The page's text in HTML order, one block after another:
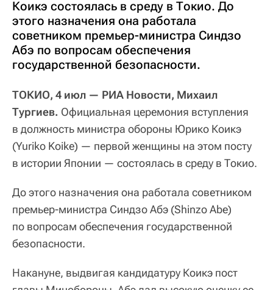
Коикэ состоялась в среду в Токио. До
этого назначения она работала
советником премьер-министра Синдзо
Абэ по вопросам обеспечения
государственной безопасности.
ТОКИО, 4 июл — РИА Новости, Михаил
Тургиев. Официальная церемония вступления
в должность министра обороны Юрико Коикэ
(Yuriko Koike) — первой женщины на этом посту
в истории Японии — состоялась в среду в Токио.
До этого назначения она работала советником
премьер-министра Синдзо Абэ (Shinzo Abe)
по вопросам обеспечения государственной
безопасности.
Накануне, выдвигая кандидатуру Коикэ пост